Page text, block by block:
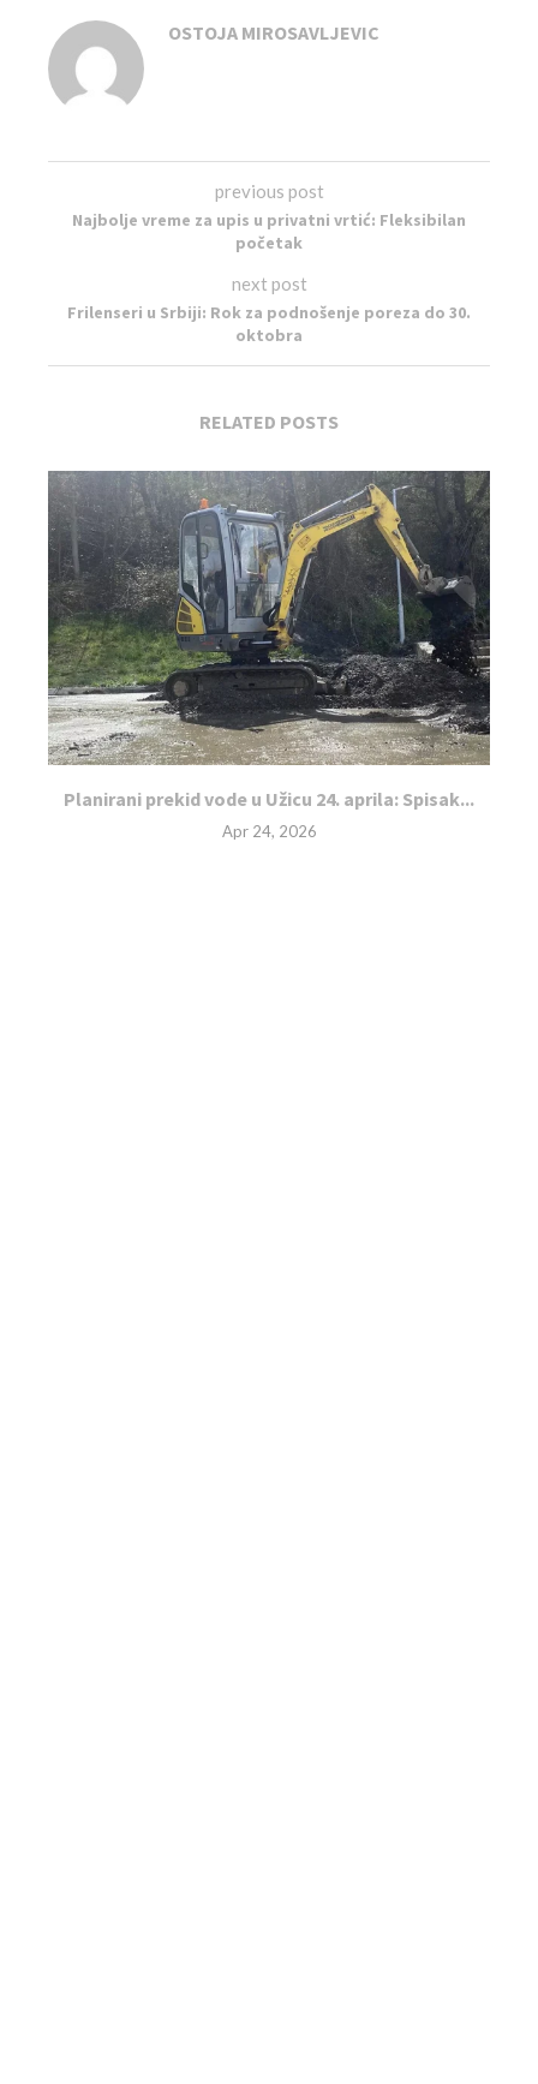
OSTOJA MIROSAVLJEVIC
previous post
Najbolje vreme za upis u privatni vrtić: Fleksibilan
početak
next post
Frilenseri u Srbiji: Rok za podnošenje poreza do 30.
oktobra
RELATED POSTS
Planirani prekid vode u Užicu 24. aprila: Spisak...
Apr 24, 2026